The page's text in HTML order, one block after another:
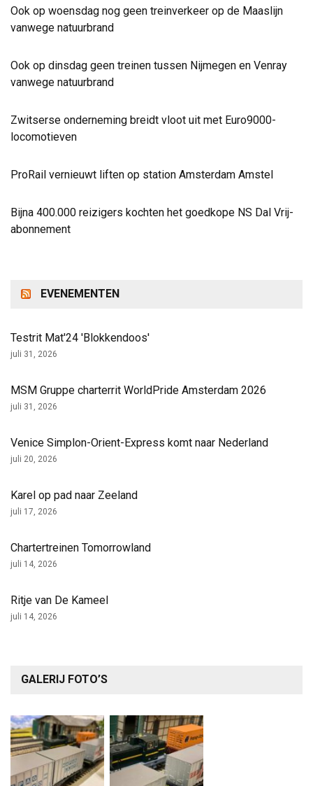
Ook op woensdag nog geen treinverkeer op de Maaslijn
vanwege natuurbrand
Ook op dinsdag geen treinen tussen Nijmegen en Venray
vanwege natuurbrand
Zwitserse onderneming breidt vloot uit met Euro9000-
locomotieven
ProRail vernieuwt liften op station Amsterdam Amstel
Bijna 400.000 reizigers kochten het goedkope NS Dal Vrij-
abonnement
EVENEMENTEN
Testrit Mat'24 'Blokkendoos'
juli 31, 2026
MSM Gruppe charterrit WorldPride Amsterdam 2026
juli 31, 2026
Venice Simplon-Orient-Express komt naar Nederland
juli 20, 2026
Karel op pad naar Zeeland
juli 17, 2026
Chartertreinen Tomorrowland
juli 14, 2026
Ritje van De Kameel
juli 14, 2026
GALERIJ FOTO’S